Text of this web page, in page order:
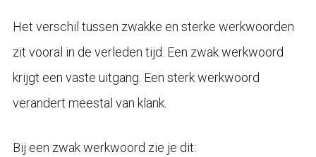
Het verschil tussen zwakke en sterke werkwoorden
zit vooral in de verleden tijd. Een zwak werkwoord
krijgt een vaste uitgang. Een sterk werkwoord
verandert meestal van klank.
Bij een zwak werkwoord zie je dit: